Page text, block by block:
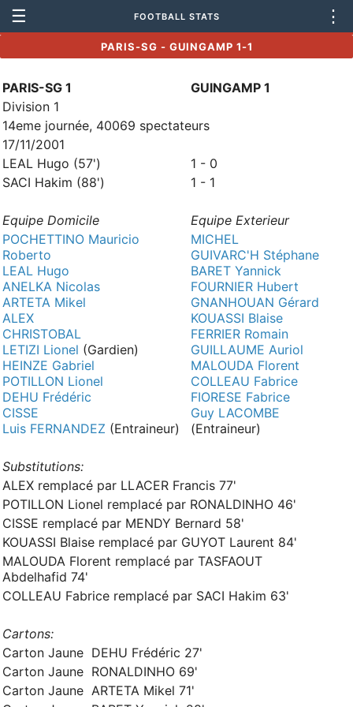
☰ FOOTBALL STATS ⋮
PARIS-SG - GUINGAMP 1-1
PARIS-SG 1
GUINGAMP 1
Division 1
14eme journée, 40069 spectateurs
17/11/2001
LEAL Hugo (57')
1 - 0
SACI Hakim (88')
1 - 1
Equipe Domicile
Equipe Exterieur
POCHETTINO Mauricio
Roberto
LEAL Hugo
ANELKA Nicolas
ARTETA Mikel
ALEX
CHRISTOBAL
LETIZI Lionel (Gardien)
HEINZE Gabriel
POTILLON Lionel
DEHU Frédéric
CISSE
Luis FERNANDEZ (Entraineur)
MICHEL
GUIVARC'H Stéphane
BARET Yannick
FOURNIER Hubert
GNANHOUAN Gérard
KOUASSI Blaise
FERRIER Romain
GUILLAUME Auriol
MALOUDA Florent
COLLEAU Fabrice
FIORESE Fabrice
Guy LACOMBE
(Entraineur)
Substitutions:
ALEX remplacé par LLACER Francis 77'
POTILLON Lionel remplacé par RONALDINHO 46'
CISSE remplacé par MENDY Bernard 58'
KOUASSI Blaise remplacé par GUYOT Laurent 84'
MALOUDA Florent remplacé par TASFAOUT
Abdelhafid 74'
COLLEAU Fabrice remplacé par SACI Hakim 63'
Cartons:
Carton Jaune DEHU Frédéric 27'
Carton Jaune RONALDINHO 69'
Carton Jaune ARTETA Mikel 71'